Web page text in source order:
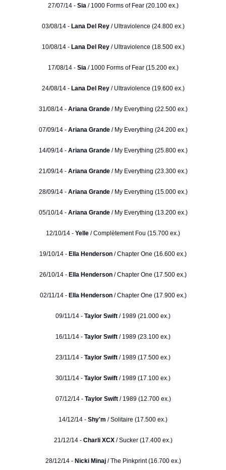
27/07/14 - Sia / 1000 Forms of Fear (20.100 ex.)
03/08/14 - Lana Del Rey / Ultraviolence (24.800 ex.)
10/08/14 - Lana Del Rey/ Ultraviolence (18.500 ex.)
17/08/14 - Sia / 1000 Forms of Fear (15.200 ex.)
24/08/14 -Lana Del Rey/ Ultraviolence (19.600 ex.)
31/08/14 - Ariana Grande/ My Everything (22.500 ex.)
07/09/14 - Ariana Grande/ My Everything (24.200 ex.)
14/09/14 - Ariana Grande/ My Everything (25.800 ex.)
21/09/14 - Ariana Grande/ My Everything (23.300 ex.)
28/09/14 - Ariana Grande/ My Everything (15.000 ex.)
05/10/14 -Ariana Grande/ My Everything (13.200 ex.)
12/10/14 - Yelle / Complètement Fou (15.700 ex.)
19/10/14 - Ella Henderson / Chapter One (16.600 ex.)
26/10/14 - Ella Henderson / Chapter One (17.500 ex.)
02/11/14 - Ella Henderson/ Chapter One (17.900 ex.)
09/11/14 - Taylor Swift / 1989 (21.000 ex.)
16/11/14 - Taylor Swift / 1989 (23.100 ex.)
23/11/14 - Taylor Swift / 1989 (17.500 ex.)
30/11/14 - Taylor Swift / 1989 (17.100 ex.)
07/12/14 - Taylor Swift/ 1989 (12.700 ex.)
14/12/14 - Shy'm / Solitaire (17.500 ex.)
21/12/14 - Charli XCX/ Sucker (17.400 ex.)
28/12/14 -Nicki Minaj/ The Pinkprint (16.700 ex.)